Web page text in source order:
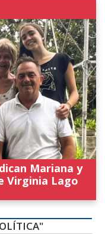
Mariana y
Virginia Lago